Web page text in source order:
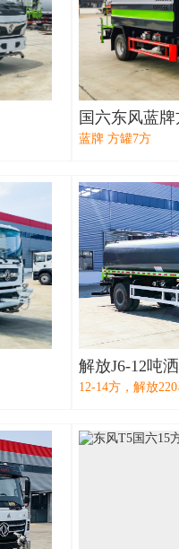
国六东风蓝
蓝牌 方罐7方
解放J6-12吨
12-14方，解放